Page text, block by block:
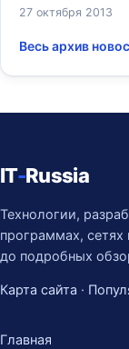
27 октября 2013
Весь архив
IT-Russia
Технологии,
программах,
до подробных
Карта сайта ·
Главная